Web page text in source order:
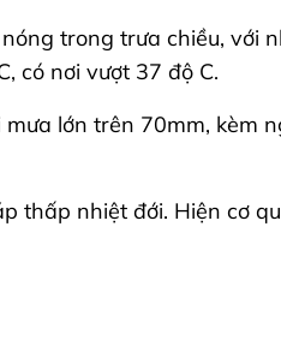
trong trưa chiều, với
có nơi vượt 37 độ C.
lớn trên 70mm,
nhiệt đới. Hiện cơ